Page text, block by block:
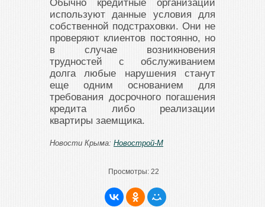
Обычно кредитные организации
используют данные условия для
собственной подстраховки. Они не
проверяют клиентов постоянно, но
в случае возникновения
трудностей с обслуживанием
долга любые нарушения станут
еще одним основанием для
требования досрочного погашения
кредита либо реализации
квартиры заемщика.
Новости Крыма: Новострой-М
Просмотры: 22